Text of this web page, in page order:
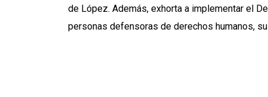
de López. Además, exhorta a implementar el
personas defensoras de derechos humanos,